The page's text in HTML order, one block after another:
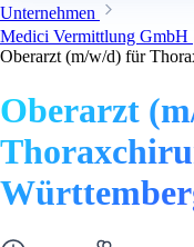
Unternehmen
Medici Vermittlung GmbH
Oberarzt (m/w/d) für
Oberarzt